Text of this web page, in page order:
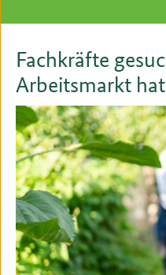
Fachkräfte
Arbeitsmarkt